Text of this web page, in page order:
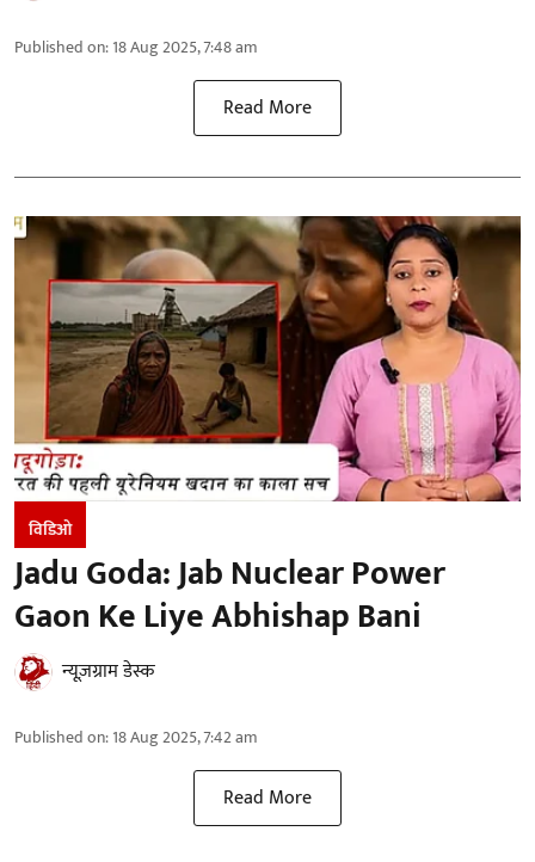
Published on:18 Aug 2025, 7:48 am
Read More
विडिओ
Jadu Goda: Jab Nuclear Power
Gaon Ke Liye Abhishap Bani
न्यूज़ग्राम डेस्क
Published on:18 Aug 2025, 7:42 am
Read More